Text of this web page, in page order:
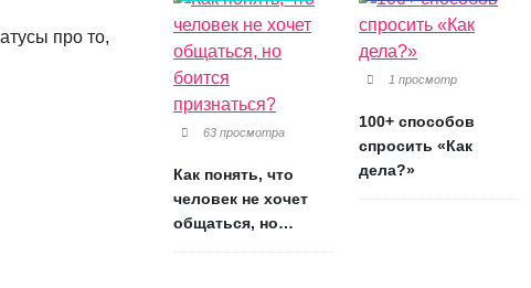
про то,
БОЛЬ
63 просмотра
Как понять, что
человек не хочет
общаться, но
ПИСЬМА
1 просмотр
100+ способов
спросить «Как
дела?»